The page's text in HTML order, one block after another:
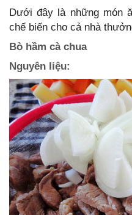
Dưới đây là những món
chế biến cho cả nhà
Bò hầm cà chua
Nguyên liệu: